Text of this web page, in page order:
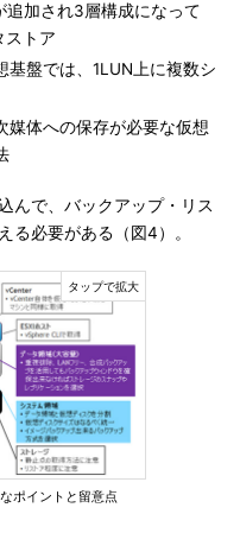
追加され3層構成になって
ストア
盤では、1LUN上に複数シ
媒体への保存が必要な仮想
んで、バックアップ・リス
る必要がある（図4）。
ポイントと留意点